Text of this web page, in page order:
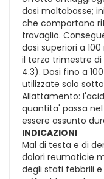
dosi moltobasse;
che comportano
travaglio.
dosi superiori a
il terzo trimestre
4.3). Dosi fino a
utilizzate solo
Allattamento:
quantita' passa
essere assunto
INDICAZIONI
Mal di testa e di
dolori reumaticie
degli stati febbrili